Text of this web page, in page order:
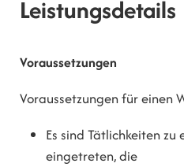
Leistungsdetails
Voraussetzungen
Voraussetzungen für einen
Es sind Tätlichkeiten
eingetreten, die